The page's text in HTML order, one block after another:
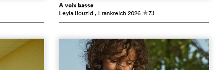
À voix basse
Leyla Bouzid , Frankreich 2026 c7.1